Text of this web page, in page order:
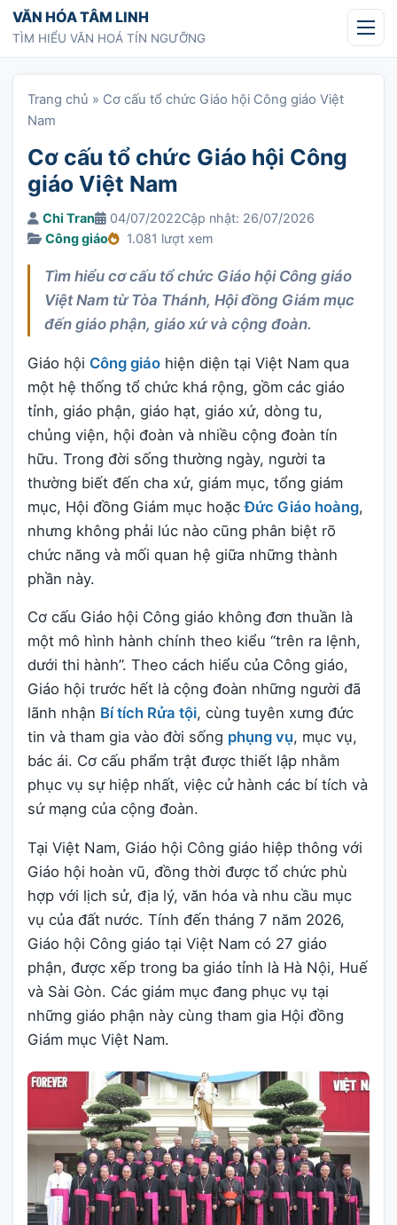
Chuyển tới nội dung
VĂN HÓA TÂM LINH
TÌM HIỂU VĂN HOÁ TÍN NGƯỠNG
Trang chủ » Cơ cấu tổ chức Giáo hội Công giáo Việt
Nam
Cơ cấu tổ chức Giáo hội Công
giáo Việt Nam
Chi Tran 04/07/2022Cập nhật: 26/07/2026
Công giáo
1.081 lượt xem
Tìm hiểu cơ cấu tổ chức Giáo hội Công giáo
Việt Nam từ Tòa Thánh, Hội đồng Giám mục
đến giáo phận, giáo xứ và cộng đoàn.
Giáo hội Công giáo hiện diện tại Việt Nam qua
một hệ thống tổ chức khá rộng, gồm các giáo
tỉnh, giáo phận, giáo hạt, giáo xứ, dòng tu,
chủng viện, hội đoàn và nhiều cộng đoàn tín
hữu. Trong đời sống thường ngày, người ta
thường biết đến cha xứ, giám mục, tổng giám
mục, Hội đồng Giám mục hoặcĐức Giáo hoàng,
nhưng không phải lúc nào cũng phân biệt rõ
chức năng và mối quan hệ giữa những thành
phần này.
Cơ cấu Giáo hội Công giáo không đơn thuần là
một mô hình hành chính theo kiểu “trên ra lệnh,
dưới thi hành”. Theo cách hiểu của Công giáo,
Giáo hội trước hết là cộng đoàn những người đã
lãnh nhận Bí tích Rửa tội, cùng tuyên xưng đức
tin và tham gia vào đời sống phụng vụ, mục vụ,
bác ái. Cơ cấu phẩm trật được thiết lập nhằm
phục vụ sự hiệp nhất, việc cử hành các bí tích và
sứ mạng của cộng đoàn.
Tại Việt Nam, Giáo hội Công giáo hiệp thông với
Giáo hội hoàn vũ, đồng thời được tổ chức phù
hợp với lịch sử, địa lý, văn hóa và nhu cầu mục
vụ của đất nước. Tính đến tháng 7 năm 2026,
Giáo hội Công giáo tại Việt Nam có 27 giáo
phận, được xếp trong ba giáo tỉnh là Hà Nội, Huế
và Sài Gòn. Các giám mục đang phục vụ tại
những giáo phận này cùng tham gia Hội đồng
Giám mục Việt Nam.